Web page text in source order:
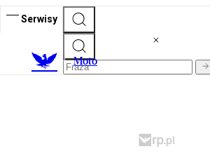
Serwisy
Moto